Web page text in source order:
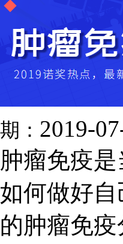
期： 2019-
肿瘤免疫
如何做好
的肿瘤免